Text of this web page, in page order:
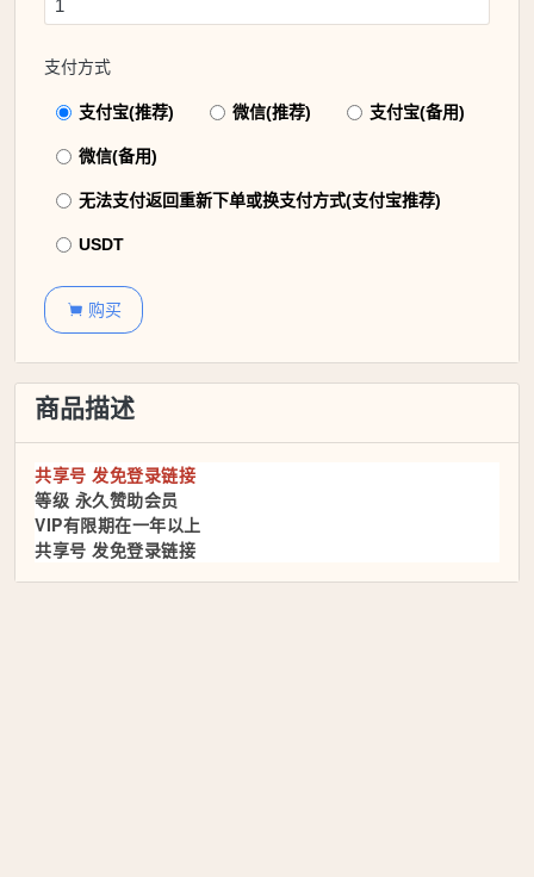
支付方式
支付宝(推荐) 微信(推荐) 支付宝(备用)
微信(备用)
无法支付返回重新下单或换支付方式(支付宝推荐)
USDT
 购买
商品描述
共享号 发免登录链接
等级 永久赞助会员
VIP有限期在一年以上
共享号 发免登录链接